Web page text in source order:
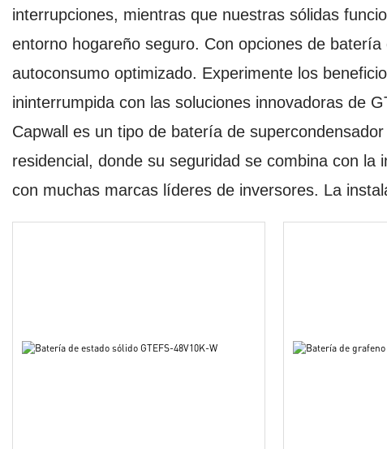
interrupciones, mientras que nuestras sólidas
entorno hogareño seguro. Con opciones de
autoconsumo optimizado. Experimente los
ininterrumpida con las soluciones innovadoras de
Capwall es un tipo de batería de
residencial, donde su seguridad se combina con
con muchas marcas líderes de inversores. La